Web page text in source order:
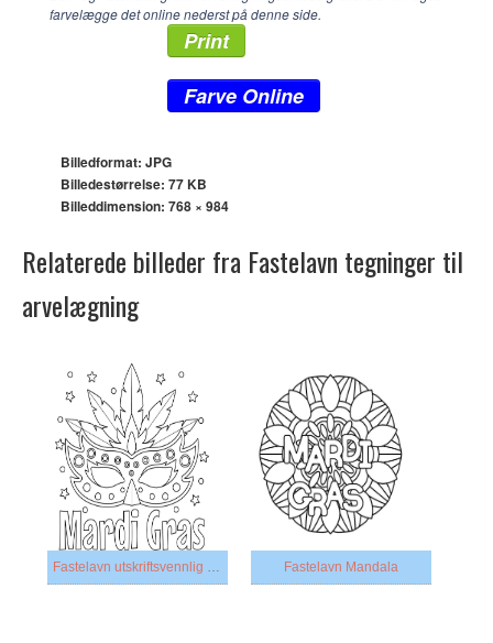
farvelægge det online nederst på denne side.
Print
Farve Online
Billedformat: JPG
Billedestørrelse: 77 KB
Billeddimension: 768 × 984
Relaterede billeder fra Fastelavn tegninger til
arvelægning
Fastelavn utskriftsvennlig for barn Fastelavn Mandala